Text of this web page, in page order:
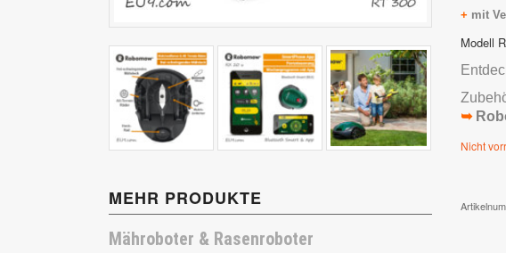
MEHR PRODUKTE
Mähroboter & Rasenroboter
+ mit
Modell
➥
Nicht